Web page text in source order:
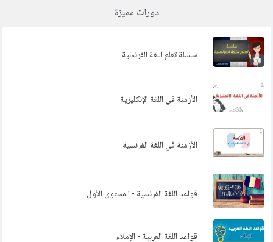
التعابير الفرنسية التي نستخدم معها الفعل Les expressions françaises
13
avec savoir
14
avec pouvoir
15 أهم الكلمات الفرنسية من أصل عربي
دورات مميزة
سلسلة تعلم اللغة الفرنسية
الأزمنة في اللغة الإنكليزية
الأزمنة في اللغة الفرنسية
قواعد اللغة الفرنسية - المستوى الأول
قواعد اللغة العربية - الإملاء